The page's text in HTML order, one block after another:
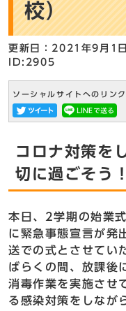
校）
更新日：2021年9月1日
ID:2905
ソーシャルサイトへのリン
コロナ対策を
切に過ごそう！
本日、2学期の始業
に緊急事態宣言が発
送での式とさせてい
ばらくの間、放課後
消毒作業を実施させ
る感染対策をしなが